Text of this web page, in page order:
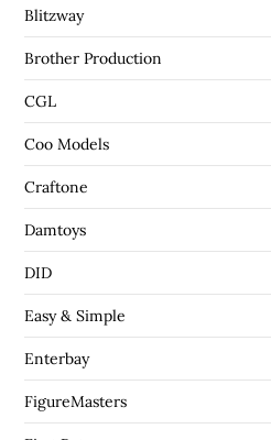
Blitzway
Brother Production
CGL
Coo Models
Craftone
Damtoys
DID
Easy & Simple
Enterbay
FigureMasters